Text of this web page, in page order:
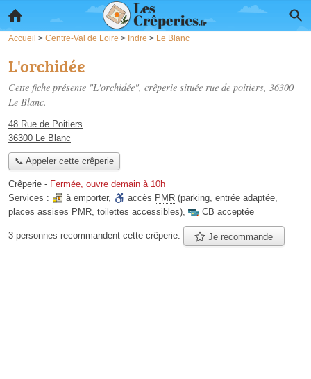
Accueil > Centre-Val de Loire > Indre > Le Blanc
L'orchidée
Cette fiche présente "L'orchidée", crêperie située rue de poitiers, 36300
Le Blanc.
48 Rue de Poitiers
36300 Le Blanc
📞 Appeler cette crêperie
Crêperie - Fermée, ouvre demain à 10h
Services :
à emporter, accès PMR (parking, entrée adaptée,
places assises PMR, toilettes accessibles), CB acceptée
3 personnes recommandent cette crêperie. Je recommande